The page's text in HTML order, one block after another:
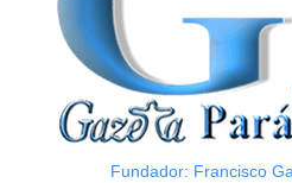
Fundador: Francisco